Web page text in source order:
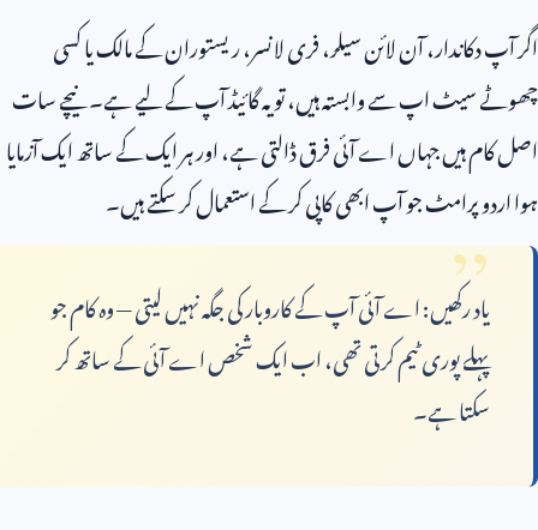
اگر آپ دکاندار، آن لائن سیلر، فری لانسر، ریستوران کے مالک یا کسی
چھوٹے سیٹ اپ سے وابستہ ہیں، تو یہ گائیڈ آپ کے لیے ہے۔ نیچے سات
اصل کام ہیں جہاں اے آئی فرق ڈالتی ہے، اور ہر ایک کے ساتھ ایک آزمایا
ہوا اردو پرامٹ جو آپ ابھی کاپی کر کے استعمال کر سکتے ہیں۔
یاد رکھیں: اے آئی آپ کے کاروبار کی جگہ نہیں لیتی — وہ کام جو
پہلے پوری ٹیم کرتی تھی، اب ایک شخص اے آئی کے ساتھ کر
سکتا ہے۔